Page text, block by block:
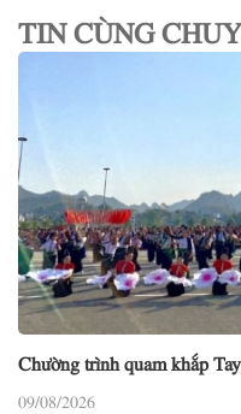
TIN CÙNG
Chường trình quam khắp
09/08/2026